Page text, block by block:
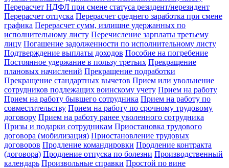
Перерасчет НДФЛ при смене статуса резидент/нерезидент
Перерасчет отпуска Перерасчет среднего заработка при смене
графика Перерасчет сумм, излишне удержанных по
исполнительному листу Перечисление зарплаты третьему
лицу Погашение задолженности по исполнительному листу
Подтверждение выплаты доходов Пособие на погребение
Постоянное удержание в пользу третьих Прекращение
плановых начислений Прекращение подработки
Прекращение стандартных вычетов Прием или увольнение
сотрудников подлежащих воинскому учету Прием на работу
Прием на работу бывшего сотрудника Прием на работу по
совместительству Прием на работу по срочному трудовому
договору Прием на работу ранее уволенного сотрудника
Призы и подарки сотрудникам Приостановка трудового
договора (мобилизация) Приостановление трудовых
договоров Продление командировки Продление контракта
(договора) Продление отпуска по болезни Производственный
календарь Произвольные справки Простой по вине